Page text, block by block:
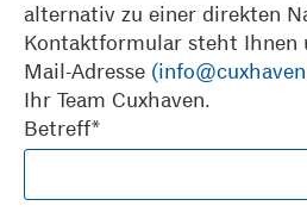
alternativ zu einer direkten
Kontaktformular steht Ihnen
Mail-Adresse
Ihr Team Cuxhaven.
Betreff*